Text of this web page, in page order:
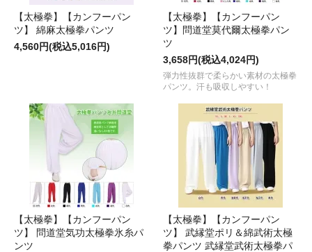
【太極拳】【カンフーパン
ツ】 綿麻太極拳パンツ
4,560円(税込5,016円)
【太極拳】【カンフーパン
ツ】問道堂莫代爾太極拳パン
ツ
3,658円(税込4,024円)
弾力性抜群で柔らかい素材の太極拳
パンツ。汗も吸収しやすい！
【太極拳】【カンフーパン
ツ】 問道堂気功太極拳氷糸パ
ンツ
【太極拳】【カンフーパン
ツ】 武縁堂ポリ＆綿武術太極
拳パンツ 武縁堂武術太極拳パ